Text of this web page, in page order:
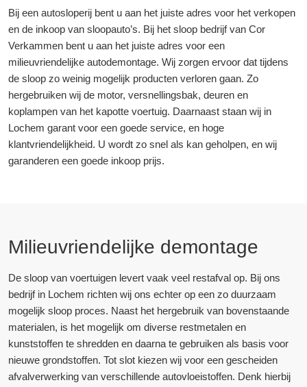
Bij een autosloperij bent u aan het juiste adres voor het verkopen
en de inkoop van sloopauto’s. Bij het sloop bedrijf van Cor
Verkammen bent u aan het juiste adres voor een
milieuvriendelijke autodemontage. Wij zorgen ervoor dat tijdens
de sloop zo weinig mogelijk producten verloren gaan. Zo
hergebruiken wij de motor, versnellingsbak, deuren en
koplampen van het kapotte voertuig. Daarnaast staan wij in
Lochem garant voor een goede service, en hoge
klantvriendelijkheid. U wordt zo snel als kan geholpen, en wij
garanderen een goede inkoop prijs.
Milieuvriendelijke demontage
De sloop van voertuigen levert vaak veel restafval op. Bij ons
bedrijf in Lochem richten wij ons echter op een zo duurzaam
mogelijk sloop proces. Naast het hergebruik van bovenstaande
materialen, is het mogelijk om diverse restmetalen en
kunststoffen te shredden en daarna te gebruiken als basis voor
nieuwe grondstoffen. Tot slot kiezen wij voor een gescheiden
afvalverwerking van verschillende autovloeistoffen. Denk hierbij